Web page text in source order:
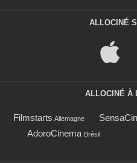
ALLOCINÉ
ALLOCINÉ À
Filmstarts Allemagne
AdoroCinema Brésil